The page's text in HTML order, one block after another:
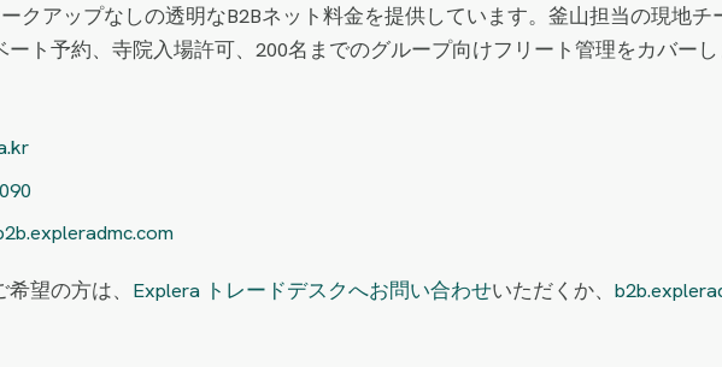
クアップなしの透明なB2Bネット料金を提供しています。釜山担当の現地
ト予約、寺院入場許可、200名までのグループ向けフリート管理をカバーし
望の方は、 Explera トレードデスクへお問い合わせいただくか、